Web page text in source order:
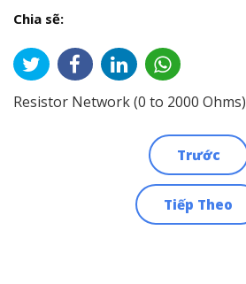
Chia sẽ:
Resistor Network (0 to 2000 Ohms)
Trước
Tiếp Theo